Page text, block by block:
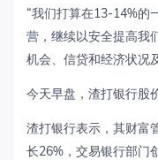
“我们打算在13-14%的
营，继续以安全提高我
机会、信贷和经济状况
今天早盘，渣打银行股
渣打银行表示，其财富
长26%，交易银行部门